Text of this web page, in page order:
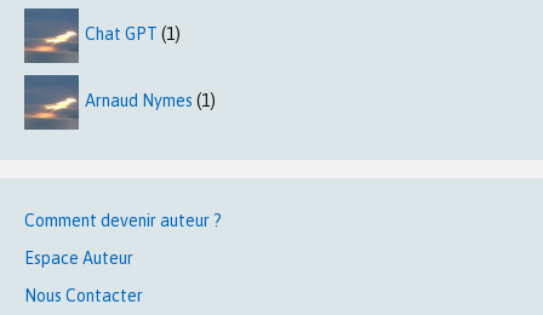
Chat GPT (1)
Arnaud Nymes (1)
Comment devenir auteur ?
Espace Auteur
Nous Contacter